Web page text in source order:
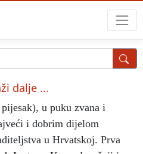
dalje ...
pijesak), u puku zvana i
i dobrim dijelom
u Hrvatskoj. Prva